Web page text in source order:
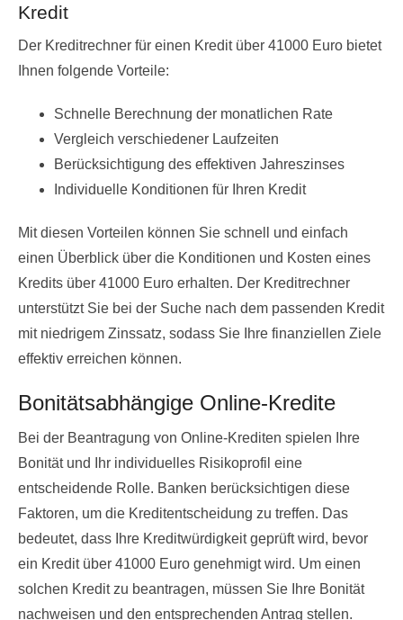
Kredit
Der Kreditrechner für einen Kredit über 41000 Euro bietet
Ihnen folgende Vorteile:
Schnelle Berechnung der monatlichen Rate
Vergleich verschiedener Laufzeiten
Berücksichtigung des effektiven Jahreszinses
Individuelle Konditionen für Ihren Kredit
Mit diesen Vorteilen können Sie schnell und einfach
einen Überblick über die Konditionen und Kosten eines
Kredits über 41000 Euro erhalten. Der Kreditrechner
unterstützt Sie bei der Suche nach dem passenden Kredit
mit niedrigem Zinssatz, sodass Sie Ihre finanziellen Ziele
effektiv erreichen können.
Bonitätsabhängige Online-Kredite
Bei der Beantragung von Online-Krediten spielen Ihre
Bonität und Ihr individuelles Risikoprofil eine
entscheidende Rolle. Banken berücksichtigen diese
Faktoren, um die Kreditentscheidung zu treffen. Das
bedeutet, dass Ihre Kreditwürdigkeit geprüft wird, bevor
ein Kredit über 41000 Euro genehmigt wird. Um einen
solchen Kredit zu beantragen, müssen Sie Ihre Bonität
nachweisen und den entsprechenden Antrag stellen.